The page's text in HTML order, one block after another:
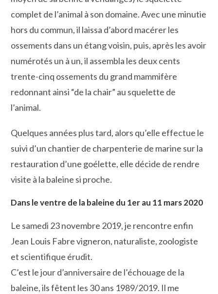
complet de l’animal à son domaine. Avec une minutie
hors du commun, il laissa d’abord macérer les
ossements dans un étang voisin, puis, après les avoir
numérotés un à un, il assembla les deux cents
trente-cinq ossements du grand mammifère
redonnant ainsi “de la chair” au squelette de
l’animal.
Quelques années plus tard, alors qu’elle effectue le
suivi d’un chantier de charpenterie de marine sur la
restauration d’une goélette, elle décide de rendre
visite à la baleine si proche.
Dans le ventre de la baleine du 1er au 11 mars 2020
Le samedi 23 novembre 2019, je rencontre enfin
Jean Louis Fabre vigneron, naturaliste, zoologiste
et scientifique érudit.
C’est le jour d’anniversaire de l’échouage de la
baleine, ils fêtent les 30 ans 1989/2019. Il me